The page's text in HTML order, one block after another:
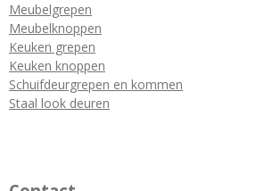
Meubelgrepen
Meubelknoppen
Keuken grepen
Keuken knoppen
Schuifdeurgrepen en kommen
Staal look deuren